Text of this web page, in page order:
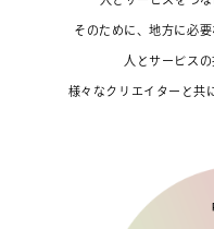
そのために、地方に必
人とサービス
様々なクリエイターと共